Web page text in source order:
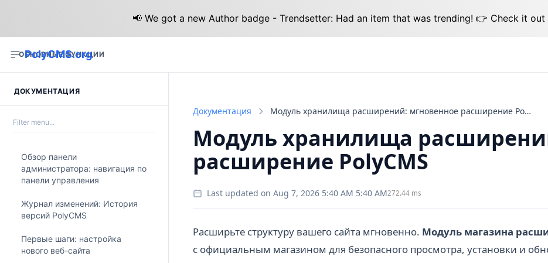
📢 We got a new Author badge - Trendsetter: Had an item that was trending! 👉 Check it out
PolyCMS.org
ОСНОВНЫЕ ФУНКЦИИ
ДОКУМЕНТАЦИЯ
Обзор панели
администратора: навигация по
панели управления
Журнал изменений: История
версий PolyCMS
Первые шаги: настройка
нового веб-сайта
Документация Модуль хранилища расширений: мгновенное расширение PolyCMS
Модуль хранилища
расширение PolyCMS
Last updated on Aug 7, 2026 5:40 AM 5:40 AM272.44 ms
Расширьте структуру вашего сайта мгновенно. Модуль магазина
с официальным магазином для безопасного просмотра, установки и